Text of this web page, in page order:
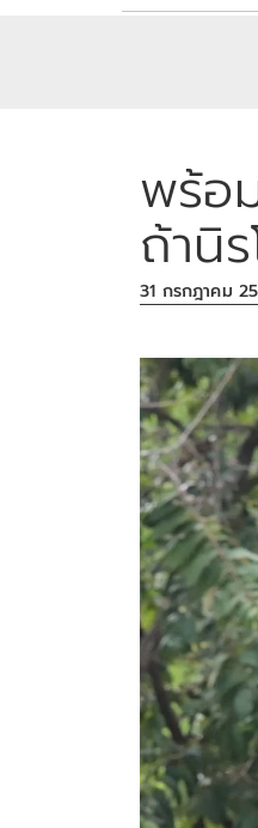
พร้อ
ถ้านิ
31 กรกฎาคม